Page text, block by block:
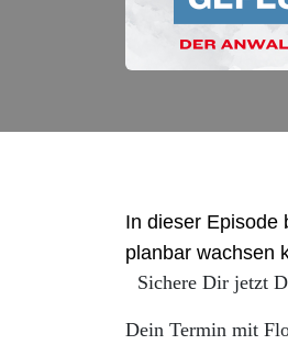
In dieser Episode
planbar wachsen
Sichere Dir jetzt
Dein Termin mit